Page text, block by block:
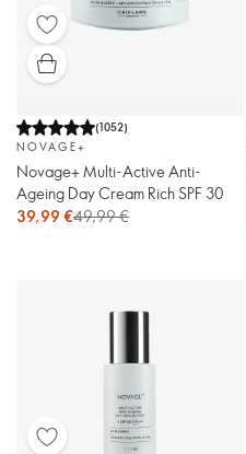
(1052)
NOVAGE+
Novage+ Multi-Active Anti-
Ageing Day Cream Rich SPF 30
39,99 €49,99 €